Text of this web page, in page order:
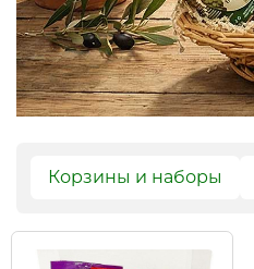
Корзины и наборы